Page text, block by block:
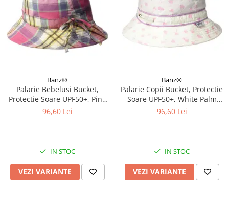
Banz®
Palarie Bebelusi Bucket,
Protectie Soare UPF50+, Pink
Check, Diverse marimi
96,60 Lei
IN STOC
VEZI VARIANTE
Banz®
Palarie Copii Bucket, Protectie
Soare UPF50+, White Palm
Tree, Diverse marimi
96,60 Lei
IN STOC
VEZI VARIANTE